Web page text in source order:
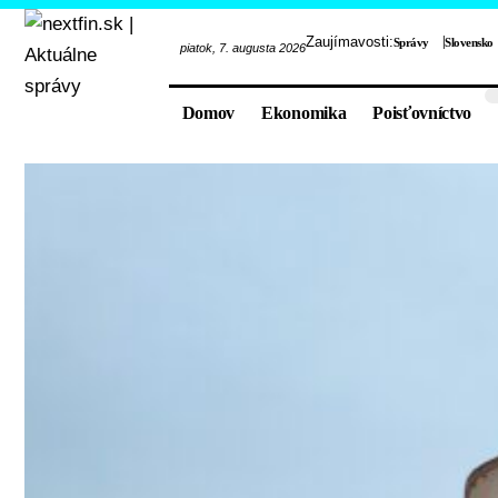
piatok, 7. augusta 2026Zaujímavosti:Správy Slovensko
Domov Ekonomika Poisťovníctvo